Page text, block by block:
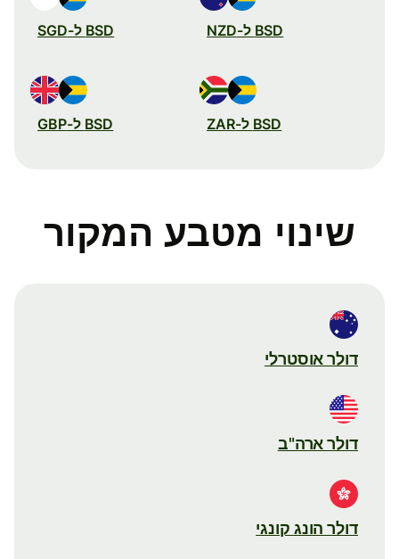
BSD ל-NZD BSD ל-SGD
BSD ל-ZAR BSD ל-GBP
שינוי מטבע המקור
דולר אוסטרלי
דולר ארה"ב
דולר הונג קונגי